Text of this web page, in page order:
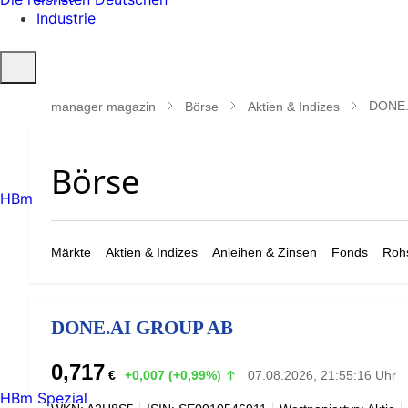
Industrie
öffnen
manager magazin Börse Aktien & Indizes
Märkte Aktien & Indizes Anleihen & Zinsen Fonds
DONE.AI GROUP AB
0,717 € +0,007 (+0,99%) 07.08.2026, 21:55:16 Uhr
HBm
HBm Spezial